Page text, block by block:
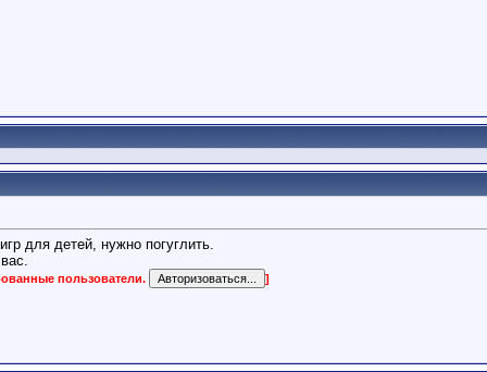
для детей, нужно погуглить.
пользователи. ]